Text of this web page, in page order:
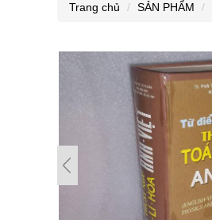
Trang chủ SẢN PHẨM